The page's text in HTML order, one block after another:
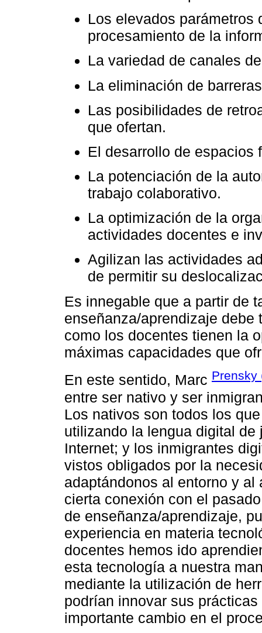
Los elevados parámetros
procesamiento de la
La variedad de canales
La eliminación de
Las posibilidades de
que ofertan.
El desarrollo de espacios
La potenciación de la
trabajo colaborativo.
La optimización de la
actividades docentes e
Agilizan las actividades
de permitir su
Es innegable que a partir de
enseñanza/aprendizaje
como los docentes tienen la
máximas capacidades que
En este sentido, Marc
entre ser nativo y ser
Los nativos son todos los
utilizando la lengua digital
Internet; y los inmigrantes
vistos obligados por la
adaptándonos al entorno y
cierta conexión con el
de enseñanza/aprendizaje,
experiencia en materia
docentes hemos ido
esta tecnología a nuestra
mediante la utilización de
podrían innovar sus
importante cambio en el